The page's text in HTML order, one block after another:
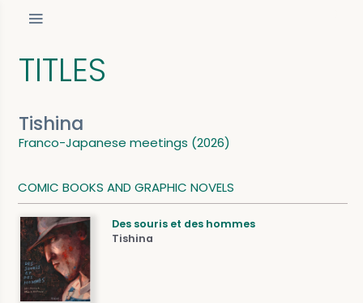
TITLES
Tishina
Franco-Japanese meetings (2026)
COMIC BOOKS AND GRAPHIC NOVELS
Des souris et des hommes
Tishina